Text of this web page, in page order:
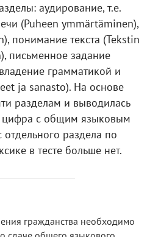
аудирование, т.е.
(Puheen ymmärtäminen),
понимание текста (Tekstin
письменное задание
грамматикой и
ja sanasto). На основе
разделам и выводилась
цифра с общим языковым
отдельного раздела по
в тесте больше нет.
гражданства необходимо